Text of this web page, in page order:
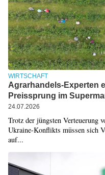
WIRTSCHAFT
Agrarhandels-Experten
Preissprung im
24.07.2026
Trotz der jüngsten Verteuerung
Ukraine-Konflikts müssen sich
auf...